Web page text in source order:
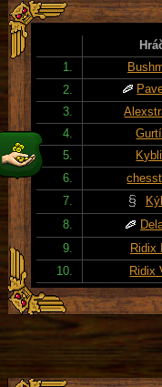
1.
2.
3.
4.
5.
6.
7.
8.
9.
Ridix
10.
Ridix